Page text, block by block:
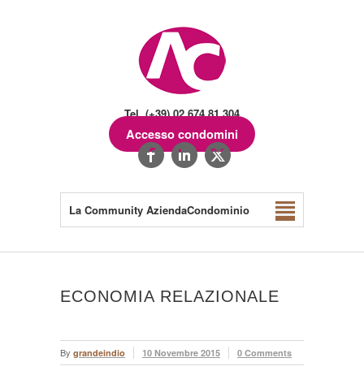
Tel. (+39) 02.674.81.304
Accesso condomini
La Community AziendaCondominio
ECONOMIA RELAZIONALE
By grandeindio 10 Novembre 2015 0 Comments